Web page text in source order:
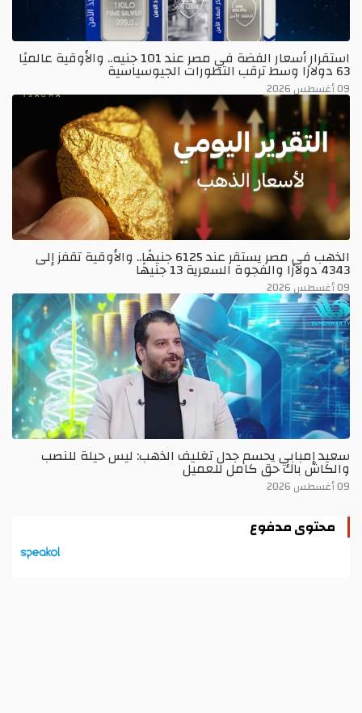
استقرار أسعار الفضة في مصر عند 101 جنيه.. والأوقية عالميًا
63 دولارًا وسط ترقب التطورات الجيوسياسية
09 أغسطس 2026
الذهب في مصر يستقر عند 6125 جنيهًا.. والأوقية تقفز إلى
4343 دولارًا والفجوة السعرية 13 جنيهًا
09 أغسطس 2026
سعيد إمبابي يحسم جدل تغليف الذهب: ليس حيلة للنصب
والكاش باك حق كامل للعميل
09 أغسطس 2026
محتوى مدفوع